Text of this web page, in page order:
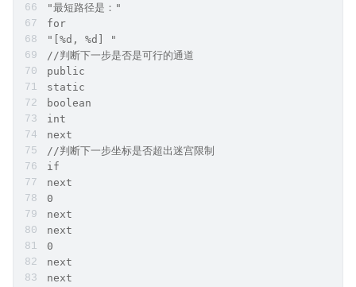
"最短路径是："
for
"[%d, %d] "
//判断下一步是否是可行的通道
public
static
boolean
int
next
//判断下一步坐标是否超出迷宫限制
if
next
0
next
next
0
next
next